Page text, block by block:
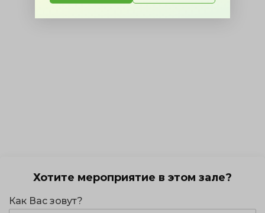
Хотите мероприятие в этом зале?
Как Вас зовут?